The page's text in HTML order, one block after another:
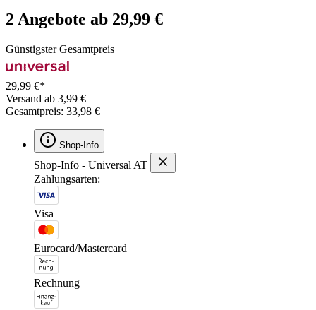
2 Angebote ab 29,99 €
Günstigster Gesamtpreis
29,99 €*
Versand ab 3,99 €
Gesamtpreis: 33,98 €
Shop-Info
Shop-Info - Universal AT
Zahlungsarten:
Visa
Eurocard/Mastercard
Rechnung